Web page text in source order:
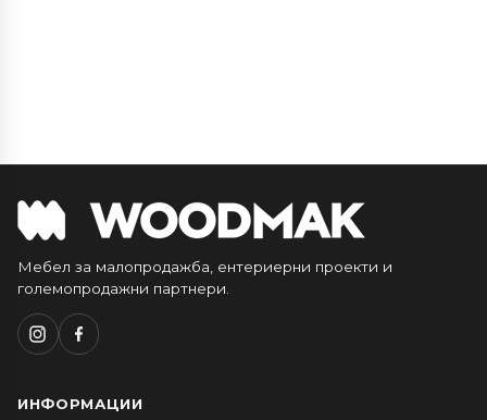
Мебел за малопродажба, ентериерни проекти и
големопродажни партнери.
ИНФОРМАЦИИ